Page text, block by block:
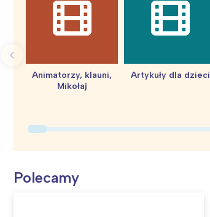
Animatorzy, klauni,
Mikołaj
Artykuły dla dzieci
Polecamy